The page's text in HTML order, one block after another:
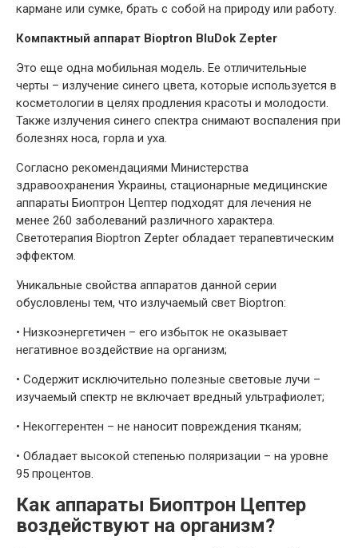
кармане или сумке, брать с собой на природу или работу.
Компактный аппарат Bioptron BluDok Zepter
Это еще одна мобильная модель. Ее отличительные
черты – излучение синего цвета, которые используется в
косметологии в целях продления красоты и молодости.
Также излучения синего спектра снимают воспаления при
болезнях носа, горла и уха.
Согласно рекомендациями Министерства
здравоохранения Украины, стационарные медицинские
аппараты Биоптрон Цептер подходят для лечения не
менее 260 заболеваний различного характера.
Светотерапия Bioptron Zepter обладает терапевтическим
эффектом.
Уникальные свойства аппаратов данной серии
обусловлены тем, что излучаемый свет Bioptron:
• Низкоэнергетичен – его избыток не оказывает
негативное воздействие на организм;
• Содержит исключительно полезные световые лучи –
изучаемый спектр не включает вредный ультрафиолет;
• Некоггерентен – не наносит повреждения тканям;
• Обладает высокой степенью поляризации – на уровне
95 процентов.
Как аппараты Биоптрон Цептер
воздействуют на организм?